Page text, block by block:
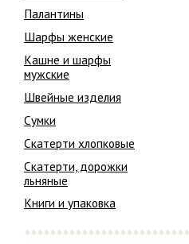
Палантины
Шарфы женские
Кашне и шарфы
мужские
Швейные изделия
Сумки
Скатерти хлопковые
Скатерти, дорожки
льняные
Книги и упаковка